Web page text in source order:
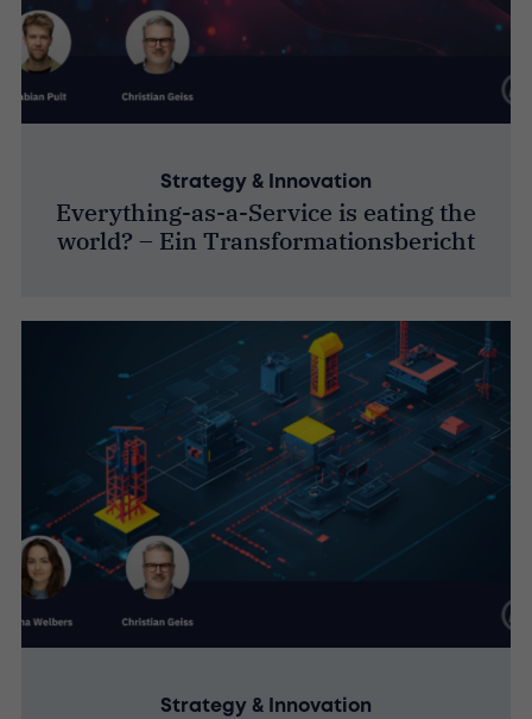
Strategy & Innovation
Everything-as-a-Service is eating the
world? – Ein Transformationsbericht
Strategy & Innovation